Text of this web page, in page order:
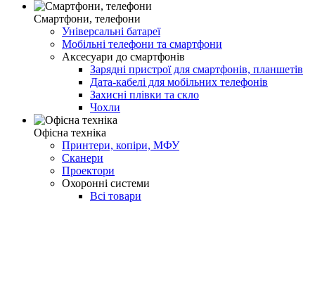
Смартфони, телефони
Універсальні батареї
Мобільні телефони та смартфони
Аксесуари до смартфонів
Зарядні пристрої для смартфонів, планшетів
Дата-кабелі для мобільних телефонів
Захисні плівки та скло
Чохли
Офісна техніка
Принтери, копіри, МФУ
Сканери
Проектори
Охоронні системи
Всі товари